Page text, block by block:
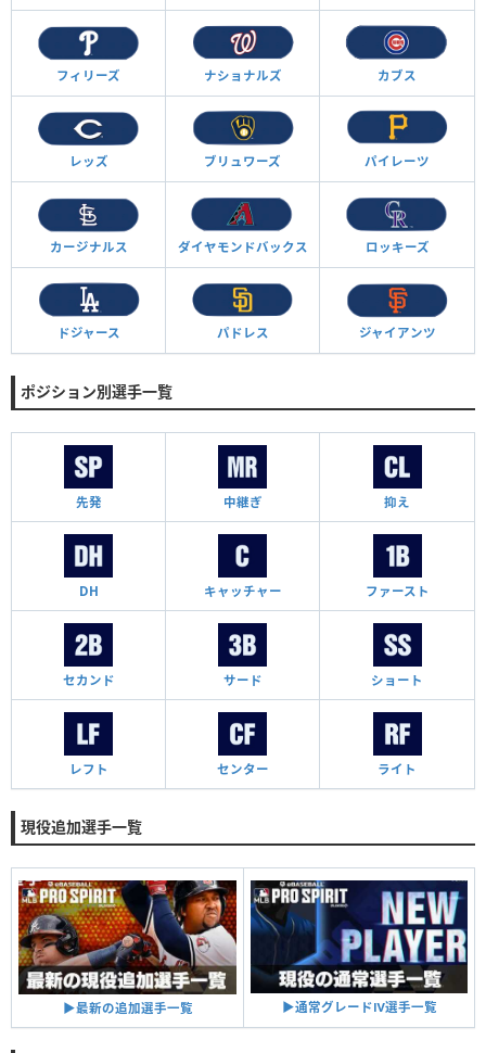
フィリーズ ナショナルズ カブス
レッズ ブリュワーズ パイレーツ
カージナルス ダイヤモンドバックス ロッキーズ
ドジャース パドレス ジャイアンツ
ポジション別選手一覧
先発 中継ぎ 抑え
DH キャッチャー ファースト
セカンド サード ショート
レフト センター ライト
現役追加選手一覧
▶︎最新の追加選手一覧 ▶︎通常グレードⅣ選手一覧